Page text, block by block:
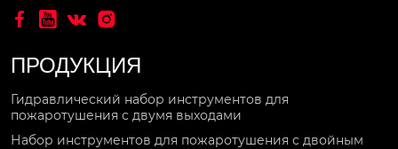
   
ПРОДУКЦИЯ
Гидравлический набор инструментов для
пожаротушения с двумя выходами
Набор инструментов для пожаротушения с двойным